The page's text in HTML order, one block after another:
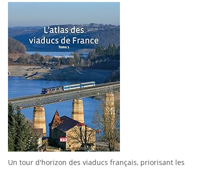
Un tour d'horizon des viaducs français, priorisant les